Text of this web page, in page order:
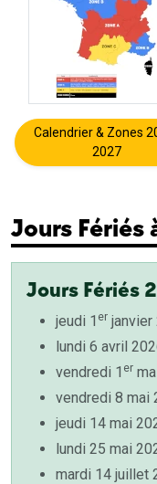
Calendrier & Zones
2027
Jours Fériés
Jours Fériés
jeudi 1 er janvier
lundi 6 avril
vendredi 1 er
vendredi 8 mai
jeudi 14 mai
lundi 25 mai
mardi 14 juillet